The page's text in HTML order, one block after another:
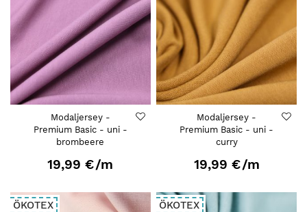
Modaljersey -
Premium Basic - uni -
brombeere
19,99 €/m
Modaljersey -
Premium Basic - uni -
curry
19,99 €/m
ÖKOTEX ÖKOTEX